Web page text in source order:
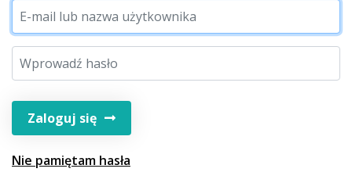
Zaloguj się
Nie pamiętam hasła